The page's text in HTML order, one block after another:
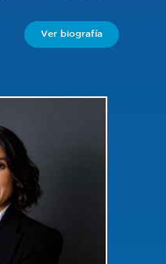
Ver biografía